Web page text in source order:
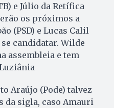
e Júlio da Retífica
os próximos a
(PSD) e Lucas Calil
candidatar. Wilde
assembleia e tem
Araújo (Pode) talvez
da sigla, caso Amauri